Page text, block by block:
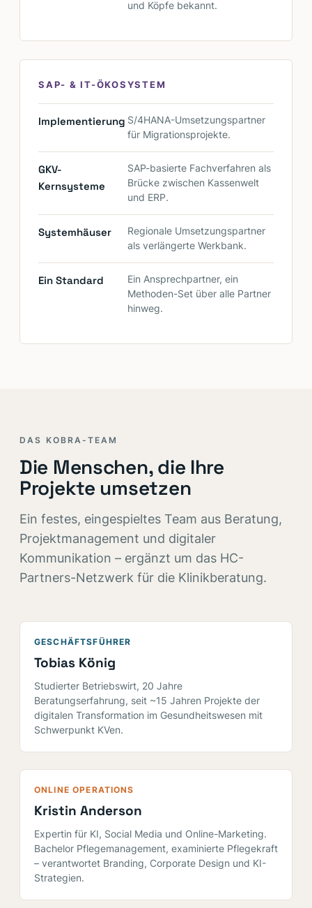
und Köpfe bekannt.
SAP- & IT-ÖKOSYSTEM
Implementierung S/4HANA-Umsetzungspartner
für Migrationsprojekte.
GKV-
Kernsysteme
SAP-basierte Fachverfahren als
Brücke zwischen Kassenwelt
und ERP.
Systemhäuser
Regionale Umsetzungspartner
als verlängerte Werkbank.
Ein Standard
Ein Ansprechpartner, ein
Methoden-Set über alle Partner
hinweg.
DAS KOBRA-TEAM
Die Menschen, die Ihre
Projekte umsetzen
Ein festes, eingespieltes Team aus Beratung,
Projektmanagement und digitaler
Kommunikation – ergänzt um das HC-
Partners-Netzwerk für die Klinikberatung.
GESCHÄFTSFÜHRER
Tobias König
Studierter Betriebswirt, 20 Jahre
Beratungserfahrung, seit ~15 Jahren Projekte der
digitalen Transformation im Gesundheitswesen mit
Schwerpunkt KVen.
ONLINE OPERATIONS
Kristin Anderson
Expertin für KI, Social Media und Online-Marketing.
Bachelor Pflegemanagement, examinierte Pflegekraft
– verantwortet Branding, Corporate Design und KI-
Strategien.